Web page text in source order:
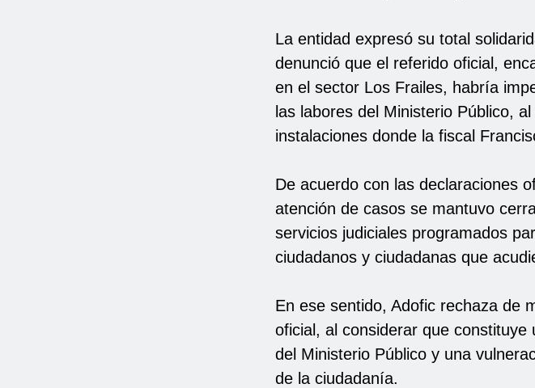
La entidad expresó su total
denunció que el referido oficial,
en el sector Los Frailes, habría
las labores del Ministerio Público,
instalaciones donde la fiscal
De acuerdo con las declaraciones
atención de casos se mantuvo
servicios judiciales programados
ciudadanos y ciudadanas que
En ese sentido, Adofic rechaza de
oficial, al considerar que
del Ministerio Público y una
de la ciudadanía.